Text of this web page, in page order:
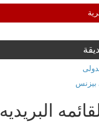
بيزنس
البريديه